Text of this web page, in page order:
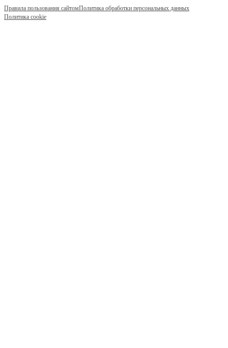
Правила пользования сайтомПолитика обработки персональных данных
Политика cookie